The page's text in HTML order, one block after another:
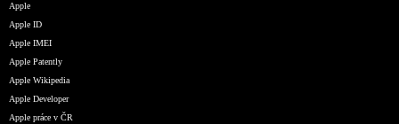
Apple
Apple ID
Apple IMEI
Apple Patently
Apple Wikipedia
Apple Developer
Apple práce v ČR